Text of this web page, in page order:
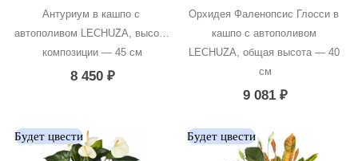
Антуриум в кашпо с
автополивом LECHUZA, высота
композиции — 45 см
8 450 ₽
Орхидея Фаленопсис Глосси в
кашпо с автополивом
LECHUZA, общая высота — 40
см
9 081₽
Будет цвести Будет цвести